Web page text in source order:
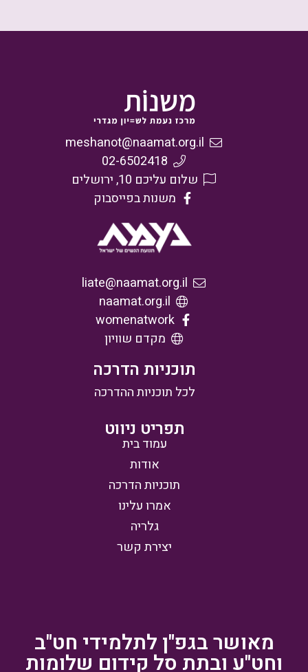
meshanot@naamat.org.il
02-6502418
שלום עליכם 10, ירושלים
משנות בפייסבוק
liate@naamat.org.il
naamat.org.il
womenatwork
מקדם שוויון
תוכניות הדרכה
לכל תוכניות ההדרכה
תפריט ניווט
עמוד בית
אודות
תוכניות הדרכה
אמרו עלינו
גלריה
יצירת קשר
מאושר בגפ"ן לתלמידי חט"ב
וחט"ע ובתת סל קידום שלומות